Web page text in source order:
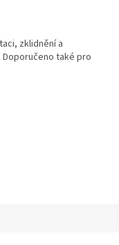
zklidnění a
také pro